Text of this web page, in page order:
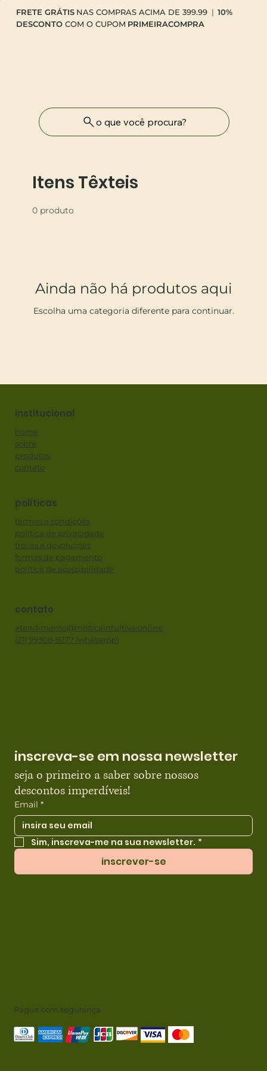
FRETE GRÁTIS NAS COMPRAS ACIMA DE 399.99 |10%
DESCONTOCOM O CUPOM PRIMEIRACOMPRA
o que você procura?
Itens Têxteis
0 produto
Ainda não há produtos aqui
Escolha uma categoria diferente para continuar.
institucional
home
sobre
produtos
contato
políticas
termos e condições
política de privacidade
trocas e devoluções
formas de pagamento
política de acessibilidade
contato
atendimento@misticaintuitiva.online
(21) 99308-9277 (whatsapp)
inscreva-se em nossa newsletter
seja o primeiro a saber sobre nossos
descontos imperdíveis!
Email *
Sim, inscreva-me na sua newsletter. *
inscrever-se
Pague com segurança